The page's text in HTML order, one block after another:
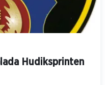
Hudiksprinten